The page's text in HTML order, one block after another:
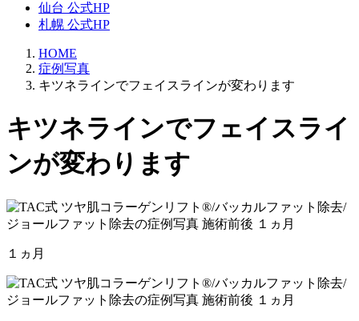
仙台 公式HP
札幌 公式HP
HOME
症例写真
キツネラインでフェイスラインが変わります
キツネラインでフェイスライ
ンが変わります
１ヵ月